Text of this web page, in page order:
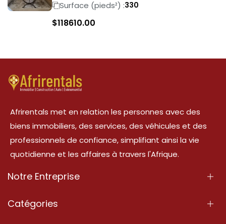
Surface (pieds²) :330
$118610.00
Afrirentals met en relation les personnes avec des
biens immobiliers, des services, des véhicules et des
professionnels de confiance, simplifiant ainsi la vie
quotidienne et les affaires à travers l'Afrique.
Notre Entreprise
À Propos
Catégories